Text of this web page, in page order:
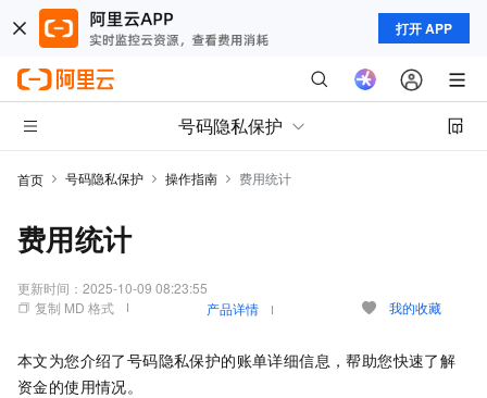
打开 APP
号码隐私保护
首页 号码隐私保护 操作指南 费用统计
费用统计
更新时间： 2025-10-09 08:23:55
复制 MD 格式
产品详情 我的收藏
本文为您介绍了号码隐私保护的账单详细信息，帮助您快速了解
资金的使用情况。